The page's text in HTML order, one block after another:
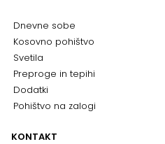
Dnevne sobe
Kosovno pohištvo
Svetila
Preproge in tepihi
Dodatki
Pohištvo na zalogi
KONTAKT